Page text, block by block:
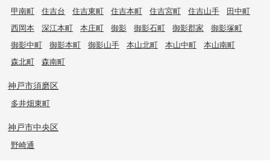
甲南町
住吉台 住吉東町 住吉本町 住吉宮町 住吉山手
田中町
西岡本
深江本町 本庄町 御影 御影石町 御影郡家
御影塚町
御影中町
御影本町 御影山手 本山北町 本山中町
本山南町
森北町
森南町
神戸市須磨区
多井畑東町
神戸市中央区
野崎通